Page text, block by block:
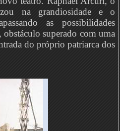
na grandiosidade e o
as possibilidades
superado com uma
do próprio patriarca dos